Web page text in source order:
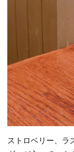
ストロベリー、ラ